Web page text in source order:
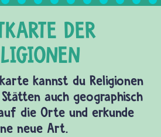
kannst du Religionen
auch geographisch
die Orte und erkunde
neue Art.